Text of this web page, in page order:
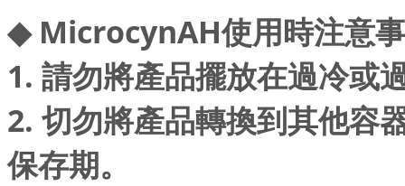
◆ MicrocynAH使用時注意
1. 請勿將產品擺放在過冷或
2. 切勿將產品轉換到其他容
保存期。